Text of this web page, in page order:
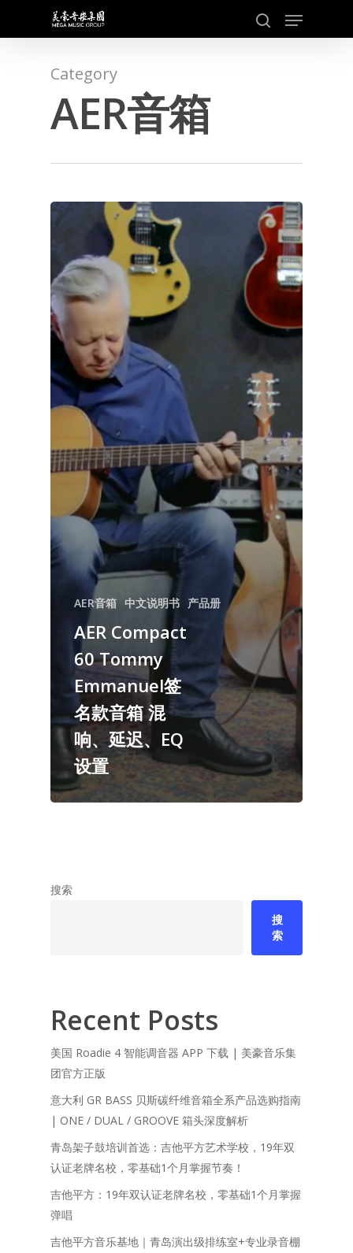
search
Menu
Category
AER音箱
AER音箱 中文说明书 产品册
AER Compact
60 Tommy
Emmanuel签
名款音箱 混
响、延迟、EQ
设置
搜索
搜
索
Recent Posts
美国 Roadie 4 智能调音器 APP 下载 | 美豪音乐集
团官方正版
意大利 GR BASS 贝斯碳纤维音箱全系产品选购指南
| ONE / DUAL / GROOVE 箱头深度解析
青岛架子鼓培训首选：吉他平方艺术学校，19年双
认证老牌名校，零基础1个月掌握节奏！
吉他平方：19年双认证老牌名校，零基础1个月掌握
弹唱
吉他平方音乐基地｜青岛演出级排练室+专业录音棚